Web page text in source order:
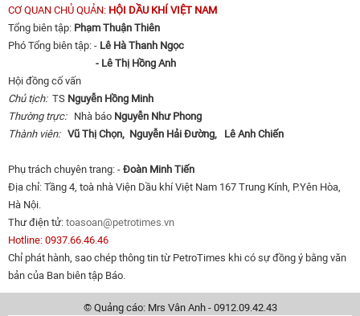
CƠ QUAN CHỦ QUẢN: HỘI DẦU KHÍ VIỆT NAM
Tổng biên tập: Phạm Thuận Thiên
Phó Tổng biên tập: - Lê Hà Thanh Ngọc
- Lê Thị Hồng Anh
Hội đồng cố vấn
Chủ tịch:TS Nguyễn Hồng Minh
Thường trực: Nhà báo Nguyễn Như Phong
Thành viên: Vũ Thị Chọn, Nguyễn Hải Đường, Lê Anh Chiến
Phụ trách chuyên trang: - Đoàn Minh Tiến
Địa chỉ: Tầng 4, toà nhà Viện Dầu khí Việt Nam 167 Trung Kính, P.Yên Hòa,
Hà Nội.
Thư điện tử: toasoan@petrotimes.vn
Hotline: 0937.66.46.46
Chỉ phát hành, sao chép thông tin từ PetroTimes khi có sự đồng ý bằng văn
bản của Ban biên tập Báo.
© Quảng cáo: Mrs Vân Anh - 0912.09.42.43